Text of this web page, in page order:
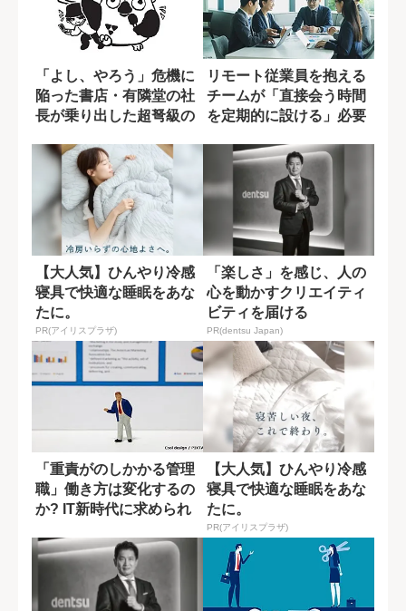
「よし、やろう」危機に
陥った書店・有隣堂の社
長が乗り出した超弩級の
リモート従業員を抱える
チームが「直接会う時間
を定期的に設ける」必要
【大人気】ひんやり冷感
寝具で快適な睡眠をあな
たに。
PR(アイリスプラザ)
「楽しさ」を感じ、人の
心を動かすクリエイティ
ビティを届ける
PR(dentsu Japan)
「重責がのしかかる管理
職」働き方は変化するの
か? IT新時代に求められ
【大人気】ひんやり冷感
寝具で快適な睡眠をあな
たに。
PR(アイリスプラザ)